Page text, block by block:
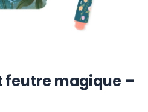
feutre magique –